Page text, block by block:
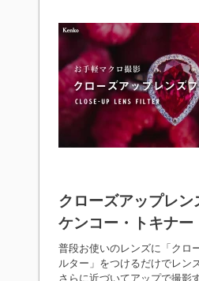
クローズアップレン
ケンコー・トキナー
普段お使いのレンズに「クロ
ルター」をつけるだけでレン
さらに近づいてアップで撮影